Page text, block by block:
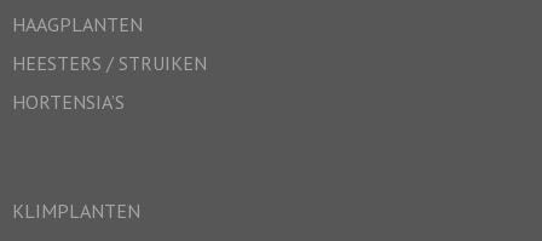
HAAGPLANTEN
HEESTERS / STRUIKEN
HORTENSIA’S
KLIMPLANTEN